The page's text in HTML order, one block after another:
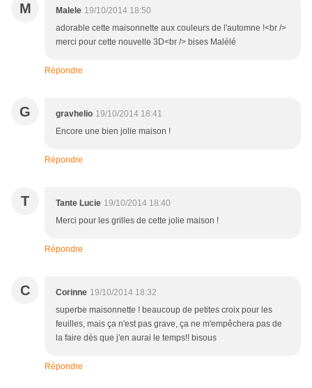
M Malele 19/10/2014 18:50
adorable cette maisonnette aux couleurs de l'automne !<br />
merci pour cette nouvelle 3D<br /> bises Malélé
Répondre
G gravhelio 19/10/2014 18:41
Encore une bien jolie maison !
Répondre
T Tante Lucie 19/10/2014 18:40
Merci pour les grilles de cette jolie maison !
Répondre
C Corinne 19/10/2014 18:32
superbe maisonnette ! beaucoup de petites croix pour les
feuilles, mais ça n'est pas grave, ça ne m'empêchera pas de
la faire dès que j'en aurai le temps!! bisous
Répondre